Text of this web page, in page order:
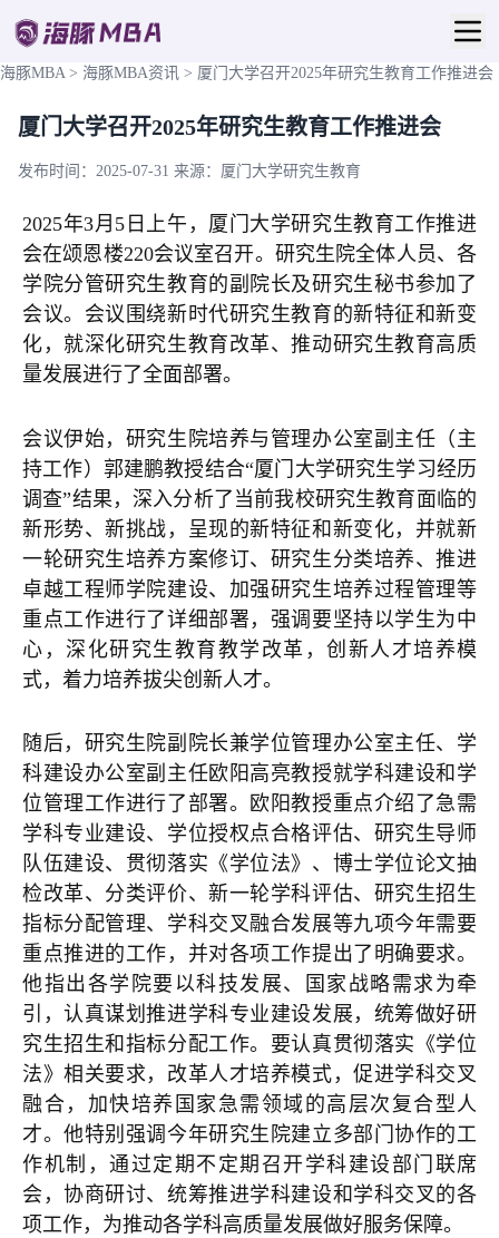
海豚MBA > 海豚MBA资讯 > 厦门大学召开2025年研究生教育工作推进会
厦门大学召开2025年研究生教育工作推进会
发布时间：2025-07-31 来源：厦门大学研究生教育
2025年3月5日上午，厦门大学研究生教育工作推进
会在颂恩楼220会议室召开。研究生院全体人员、各
学院分管研究生教育的副院长及研究生秘书参加了
会议。会议围绕新时代研究生教育的新特征和新变
化，就深化研究生教育改革、推动研究生教育高质
量发展进行了全面部署。
会议伊始，研究生院培养与管理办公室副主任（主
持工作）郭建鹏教授结合“厦门大学研究生学习经历
调查”结果，深入分析了当前我校研究生教育面临的
新形势、新挑战，呈现的新特征和新变化，并就新
一轮研究生培养方案修订、研究生分类培养、推进
卓越工程师学院建设、加强研究生培养过程管理等
重点工作进行了详细部署，强调要坚持以学生为中
心，深化研究生教育教学改革，创新人才培养模
式，着力培养拔尖创新人才。
随后，研究生院副院长兼学位管理办公室主任、学
科建设办公室副主任欧阳高亮教授就学科建设和学
位管理工作进行了部署。欧阳教授重点介绍了急需
学科专业建设、学位授权点合格评估、研究生导师
队伍建设、贯彻落实《学位法》、博士学位论文抽
检改革、分类评价、新一轮学科评估、研究生招生
指标分配管理、学科交叉融合发展等九项今年需要
重点推进的工作，并对各项工作提出了明确要求。
他指出各学院要以科技发展、国家战略需求为牵
引，认真谋划推进学科专业建设发展，统筹做好研
究生招生和指标分配工作。要认真贯彻落实《学位
法》相关要求，改革人才培养模式，促进学科交叉
融合，加快培养国家急需领域的高层次复合型人
才。他特别强调今年研究生院建立多部门协作的工
作机制，通过定期不定期召开学科建设部门联席
会，协商研讨、统筹推进学科建设和学科交叉的各
项工作，为推动各学科高质量发展做好服务保障。